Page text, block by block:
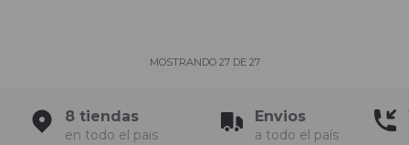
MOSTRANDO 27DE 27
8 tiendas
en todo el pais
Envios
a todo el país